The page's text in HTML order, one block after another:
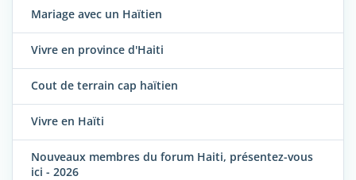
Mariage avec un Haïtien
Vivre en province d'Haiti
Cout de terrain cap haïtien
Vivre en Haïti
Nouveaux membres du forum Haiti, présentez-vous
ici - 2026